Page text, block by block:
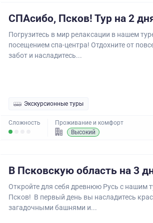
СПАсибо, Псков! Тур на 2
Погрузитесь в мир релаксации в нашем
посещением спа-центра! Отдохните от
забот и насладитесь...
Экскурсионные туры
Сложность
Проживание и комфорт
Высокий
В Псковскую область на 3
Откройте для себя древнюю Русь с нашим
Псков! В первый день вы насладитесь
загадочными башнями и...